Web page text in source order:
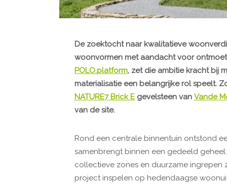
De zoektocht naar kwalitatieve
woonvormen met aandacht voor
POLO.platform, zet die ambitie kracht bij
materialisatie een belangrijke rol speelt.
NATURE7 Brick E gevelsteen van Vande
van de site.
Rond een centrale binnentuin ontstond
samenbrengt binnen een gedeeld
collectieve zones en duurzame ingrepen
project inspelen op hedendaagse